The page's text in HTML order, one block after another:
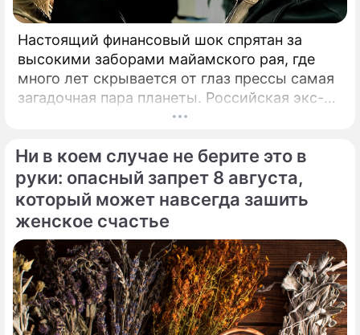
Настоящий финансовый шок спрятан за
высокими заборами майамского рая, где
много лет скрывается от глаз прессы самая
загадочная пара планеты. Российская экс-
теннисистка Анна Курникова и испанский
двадцати лет удерживают статус одной из
самых закрытых и непубличных пар
мирового шоу-бизнеса.
Ни в коем случае не берите это в
руки: опасный запрет 8 августа,
который может навсегда зашить
женское счастье